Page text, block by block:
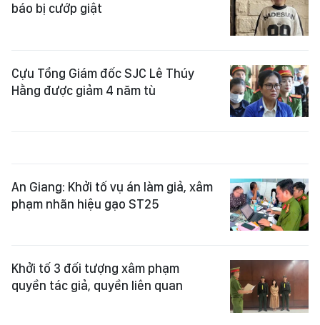
báo bị cướp giật
Cựu Tổng Giám đốc SJC Lê Thúy
Hằng được giảm 4 năm tù
An Giang: Khởi tố vụ án làm giả, xâm
phạm nhãn hiệu gạo ST25
Khởi tố 3 đối tượng xâm phạm
quyền tác giả, quyền liên quan